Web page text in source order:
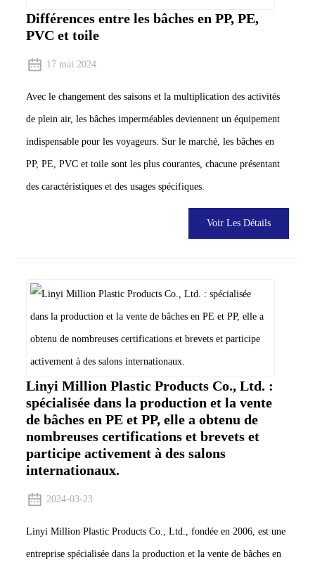
Différences entre les bâches en PP, PE,
PVC et toile
17 mai 2024
Avec le changement des saisons et la multiplication des activités
de plein air, les bâches imperméables deviennent un équipement
indispensable pour les voyageurs. Sur le marché, les bâches en
PP, PE, PVC et toile sont les plus courantes, chacune présentant
des caractéristiques et des usages spécifiques.
Voir Les Détails
Linyi Million Plastic Products Co., Ltd. :
spécialisée dans la production et la vente
de bâches en PE et PP, elle a obtenu de
nombreuses certifications et brevets et
participe activement à des salons
internationaux.
2024-03-23
Linyi Million Plastic Products Co., Ltd., fondée en 2006, est une
entreprise spécialisée dans la production et la vente de bâches en